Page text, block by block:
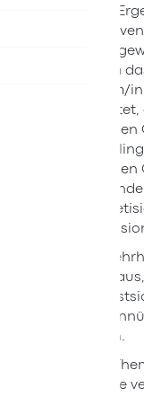
Diese
zudem
Muslim/
Die
dafür
sollten.
Beim
für eine